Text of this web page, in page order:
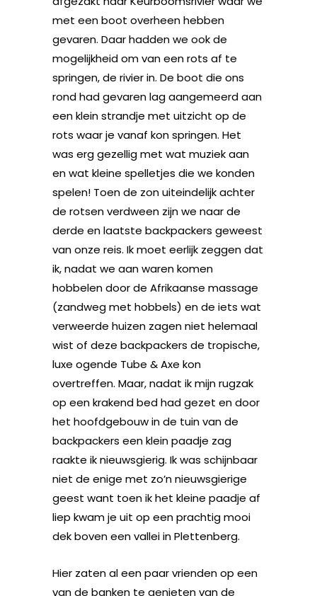
met een boot overheen hebben
gevaren. Daar hadden we ook de
mogelijkheid om van een rots af te
springen, de rivier in. De boot die ons
rond had gevaren lag aangemeerd aan
een klein strandje met uitzicht op de
rots waar je vanaf kon springen. Het
was erg gezellig met wat muziek aan
en wat kleine spelletjes die we konden
spelen! Toen de zon uiteindelijk achter
de rotsen verdween zijn we naar de
derde en laatste backpackers geweest
van onze reis. Ik moet eerlijk zeggen dat
ik, nadat we aan waren komen
hobbelen door de Afrikaanse massage
(zandweg met hobbels) en de iets wat
verweerde huizen zagen niet helemaal
wist of deze backpackers de tropische,
luxe ogende Tube & Axe kon
overtreffen. Maar, nadat ik mijn rugzak
op een krakend bed had gezet en door
het hoofdgebouw in de tuin van de
backpackers een klein paadje zag
raakte ik nieuwsgierig. Ik was schijnbaar
niet de enige met zo’n nieuwsgierige
geest want toen ik het kleine paadje af
liep kwam je uit op een prachtig mooi
dek boven een vallei in Plettenberg.
Hier zaten al een paar vrienden op een
van de banken te genieten van de